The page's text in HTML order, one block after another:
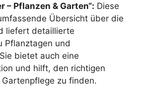
– Pflanzen & Garten“: Diese
Übersicht über die
liefert detaillierte
Pflanztagen und
bietet auch eine
und hilft, den richtigen
zu finden.